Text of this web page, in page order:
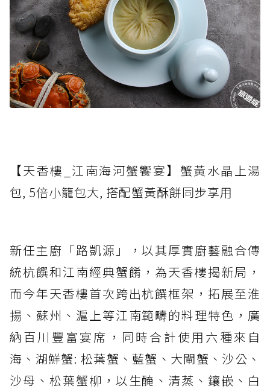
【天香樓_江南海河蟹饗宴】蟹黃水晶上湯
包, 5倍小籠包大, 搭配蟹黃酥餅同步享用
新任主廚「路凱源」，以其厚實廚藝融合傳
統杭饌和江南經典蟹餚，為天香樓揭新局，
而今年天香樓首次跨出杭饌框架，拓展至淮
揚、蘇州、滬上等江南範疇的料理特色，廣
納百川豐富宴席，同時合計使用六種來自
海、湖鮮蟹: 松葉蟹、藍蟹、大閘蟹、沙公、
沙母、松葉蟹柳，以生醃、清蒸、鑲嵌、白